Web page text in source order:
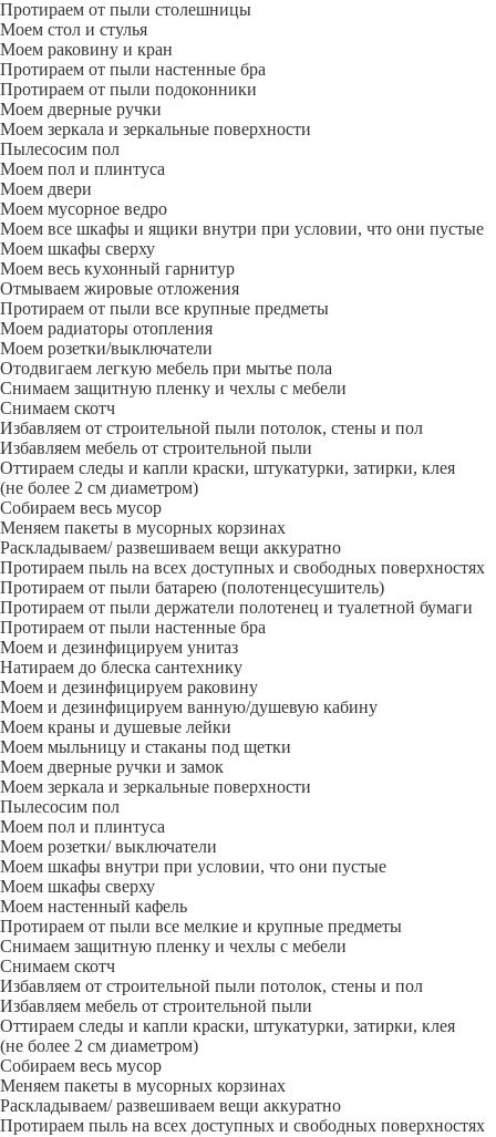
Протираем от пыли столешницы
Моем стол и стулья
Моем раковину и кран
Протираем от пыли настенные бра
Протираем от пыли подоконники
Моем дверные ручки
Моем зеркала и зеркальные поверхности
Пылесосим пол
Моем пол и плинтуса
Моем двери
Моем мусорное ведро
Моем все шкафы и ящики внутри при условии, что они пустые
Моем шкафы сверху
Моем весь кухонный гарнитур
Отмываем жировые отложения
Протираем от пыли все крупные предметы
Моем радиаторы отопления
Моем розетки/выключатели
Отодвигаем легкую мебель при мытье пола
Снимаем защитную пленку и чехлы с мебели
Снимаем скотч
Избавляем от строительной пыли потолок, стены и пол
Избавляем мебель от строительной пыли
Оттираем следы и капли краски, штукатурки, затирки, клея
(не более 2 см диаметром)
Собираем весь мусор
Меняем пакеты в мусорных корзинах
Раскладываем/ развешиваем вещи аккуратно
Протираем пыль на всех доступных и свободных поверхностях
Протираем от пыли батарею (полотенцесушитель)
Протираем от пыли держатели полотенец и туалетной бумаги
Протираем от пыли настенные бра
Моем и дезинфицируем унитаз
Натираем до блеска сантехнику
Моем и дезинфицируем раковину
Моем и дезинфицируем ванную/душевую кабину
Моем краны и душевые лейки
Моем мыльницу и стаканы под щетки
Моем дверные ручки и замок
Моем зеркала и зеркальные поверхности
Пылесосим пол
Моем пол и плинтуса
Моем розетки/ выключатели
Моем шкафы внутри при условии, что они пустые
Моем шкафы сверху
Моем настенный кафель
Протираем от пыли все мелкие и крупные предметы
Снимаем защитную пленку и чехлы с мебели
Снимаем скотч
Избавляем от строительной пыли потолок, стены и пол
Избавляем мебель от строительной пыли
Оттираем следы и капли краски, штукатурки, затирки, клея
(не более 2 см диаметром)
Собираем весь мусор
Меняем пакеты в мусорных корзинах
Раскладываем/ развешиваем вещи аккуратно
Протираем пыль на всех доступных и свободных поверхностях